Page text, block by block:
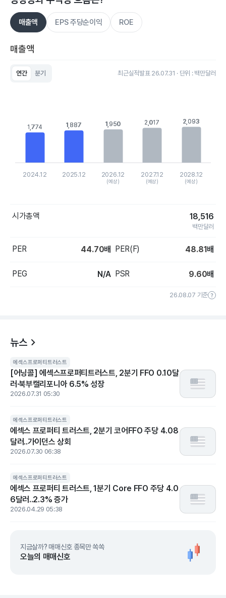
매출액 EPS 주당순이익 ROE
매출액
연간 분기 최근실적발표 26.07.31 · 단위 : 백만달러
The chart has 1 Y axis displaying values. Data ranges from
1,774
1,774 1,887
1,887 1,950
1,950 2,017
2,017 2,093
2,093
2024.12 2025.12 2026.12
(예상)
2027.12
(예상)
2028.12
(예상)
시가총액 18,516
백만달러
PER 44.70배 PER(F) 48.81배
PEG N/A PSR 9.60배
26.08.07 기준
뉴스
에섹스프로퍼티트러스트
[어닝콜] 에섹스프로퍼티트러스트, 2분기 FFO 0.10달
러·북부캘리포니아 6.5% 성장
2026.07.31 05:30
에섹스프로퍼티트러스트
에섹스 프로퍼티 트러스트, 2분기 코어FFO 주당 4.08
달러..가이던스 상회
2026.07.30 06:38
에섹스프로퍼티트러스트
에섹스 프로퍼티 트러스트, 1분기 Core FFO 주당 4.0
6달러..2.3% 증가
2026.04.29 05:38
지금살까? 매매신호 종목만 쏙쏙
오늘의 매매신호